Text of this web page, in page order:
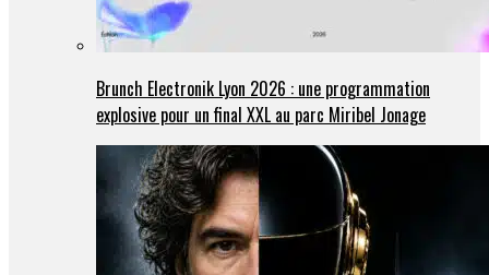
Brunch Electronik Lyon 2026 : une programmation
explosive pour un final XXL au parc Miribel Jonage